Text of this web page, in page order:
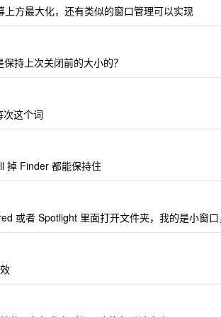
方最大化，还有类似的窗口管理可以实现
持上次关闭前的大小的？
这个词
掉 Finder 都能保持住
或者 Spotlight 里面打开文件夹，我的是小窗口